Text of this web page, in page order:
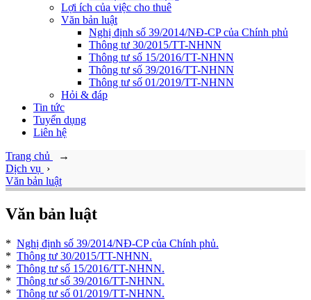
Lợi ích của việc cho thuê
Văn bản luật
Nghị định số 39/2014/NĐ-CP của Chính phủ
Thông tư 30/2015/TT-NHNN
Thông tư số 15/2016/TT-NHNN
Thông tư số 39/2016/TT-NHNN
Thông tư số 01/2019/TT-NHNN
Hỏi & đáp
Tin tức
Tuyển dụng
Liên hệ
Trang chủ
→
Dịch vụ ›
Văn bản luật
Văn bản luật
* Nghị định số 39/2014/NĐ-CP của Chính phủ.
* Thông tư 30/2015/TT-NHNN.
* Thông tư số 15/2016/TT-NHNN.
* Thông tư số 39/2016/TT-NHNN.
* Thông tư số 01/2019/TT-NHNN.